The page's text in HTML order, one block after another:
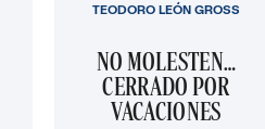
NO MOLESTEN…
CERRADO POR
VACACIONES
TEODORO LEÓN GROSS